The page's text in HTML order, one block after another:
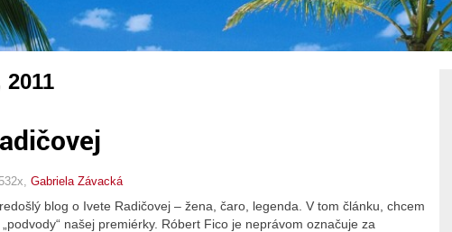
Gabriela Závacká
blog o Ivete Radičovej – žena, čaro, legenda. V tom článku, chcem
našej premiérky. Róbert Fico je neprávom označuje za